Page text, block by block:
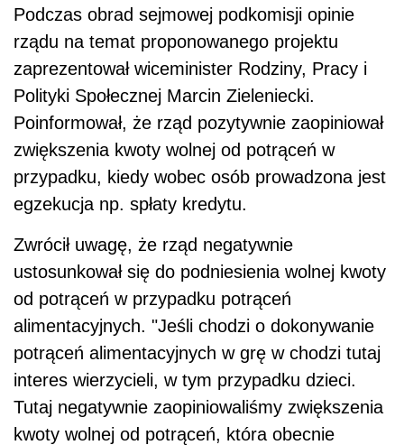
Podczas obrad sejmowej podkomisji opinie
rządu na temat proponowanego projektu
zaprezentował wiceminister Rodziny, Pracy i
Polityki Społecznej Marcin Zieleniecki.
Poinformował, że rząd pozytywnie zaopiniował
zwiększenia kwoty wolnej od potrąceń w
przypadku, kiedy wobec osób prowadzona jest
egzekucja np. spłaty kredytu.
Zwrócił uwagę, że rząd negatywnie
ustosunkował się do podniesienia wolnej kwoty
od potrąceń w przypadku potrąceń
alimentacyjnych. "Jeśli chodzi o dokonywanie
potrąceń alimentacyjnych w grę w chodzi tutaj
interes wierzycieli, w tym przypadku dzieci.
Tutaj negatywnie zaopiniowaliśmy zwiększenia
kwoty wolnej od potrąceń, która obecnie